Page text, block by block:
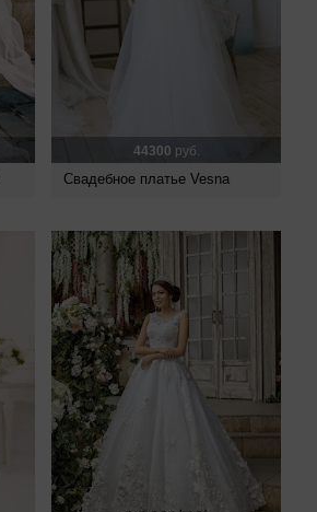
44300 руб.
Свадебное платье Vesna